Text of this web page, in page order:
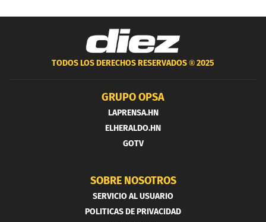
TODOS LOS DERECHOS RESERVADOS ®2025
GRUPO OPSA
LAPRENSA.HN
ELHERALDO.HN
GOTV
SOBRE NOSOTROS
SERVICIO AL USUARIO
POLITICAS DE PRIVACIDAD